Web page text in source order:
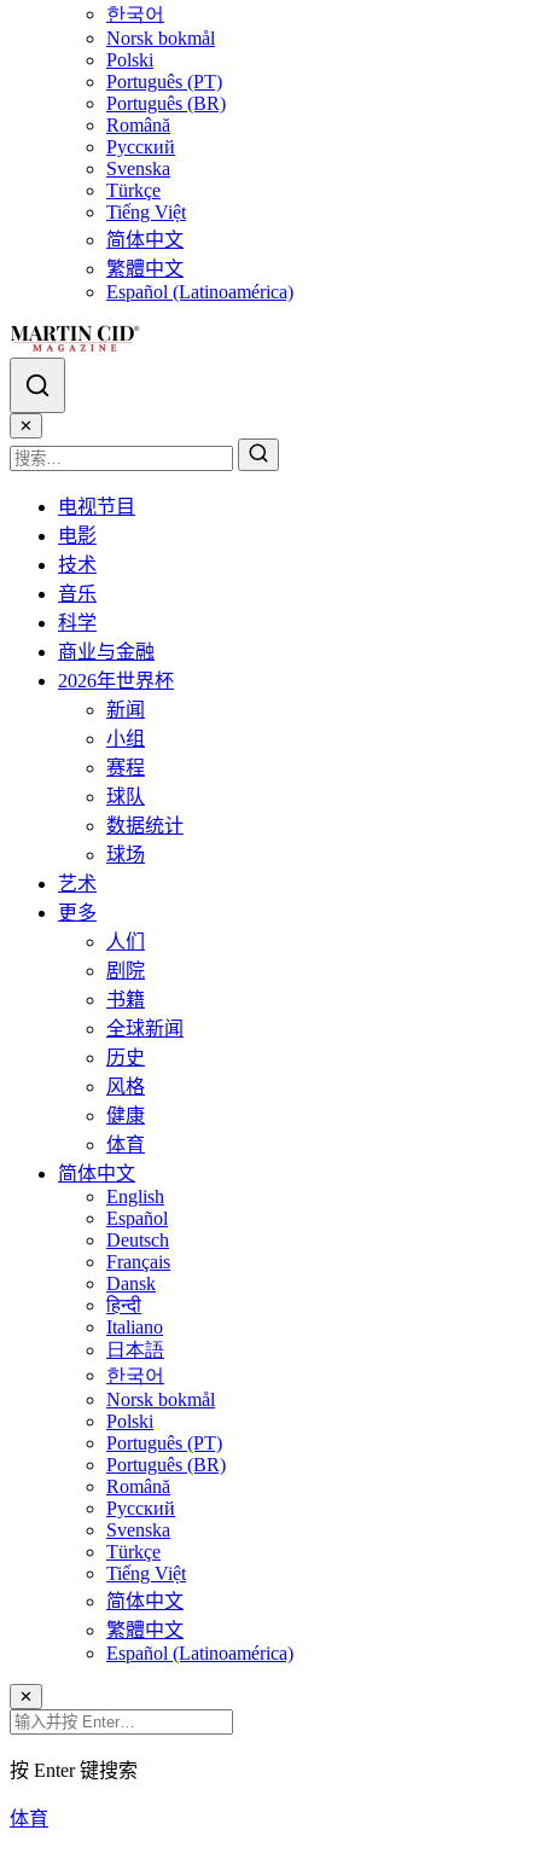
한국어
Norsk bokmål
Polski
Português (PT)
Português (BR)
Română
Русский
Svenska
Türkçe
Tiếng Việt
简体中文
繁體中文
Español (Latinoamérica)
✕
电视节目
电影
技术
音乐
科学
商业与金融
2026年世界杯
新闻
小组
赛程
球队
数据统计
球场
艺术
更多
人们
剧院
书籍
全球新闻
历史
风格
健康
体育
简体中文
English
Español
Deutsch
Français
Dansk
हिन्दी
Italiano
日本語
한국어
Norsk bokmål
Polski
Português (PT)
Português (BR)
Română
Русский
Svenska
Türkçe
Tiếng Việt
简体中文
繁體中文
Español (Latinoamérica)
✕
按 Enter 键搜索
体育